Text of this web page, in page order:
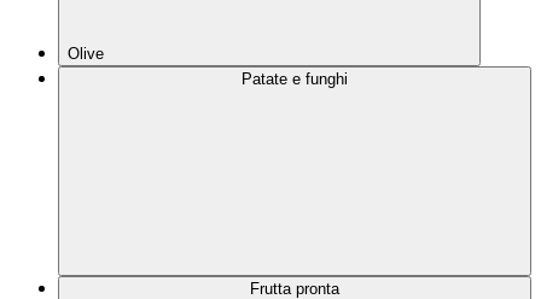
Olive
Patate e funghi
Frutta pronta